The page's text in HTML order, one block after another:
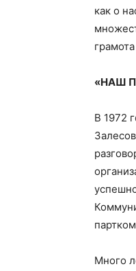
как о
«НАШ
В 1972
Много